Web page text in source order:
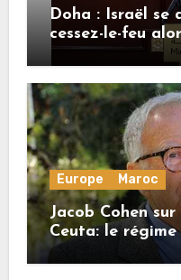
Doha : Israël se
cessez-le-feu
honore ses
Europe Maroc
Jacob Cohen
Ceuta: le
bonne part de
de l’Union